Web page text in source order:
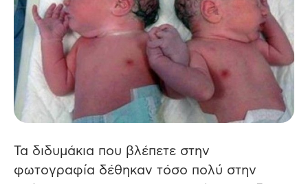
Τα διδυμάκια που βλέπετε στην
φωτογραφία δέθηκαν τόσο πολύ στην